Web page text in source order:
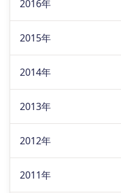
2016年
2015年
2014年
2013年
2012年
2011年